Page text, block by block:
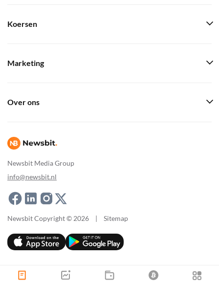
Newsbit Media Group
info@newsbit.nl
Koersen
Marketing
Over ons
Newsbit Copyright © 2026 | Sitemap